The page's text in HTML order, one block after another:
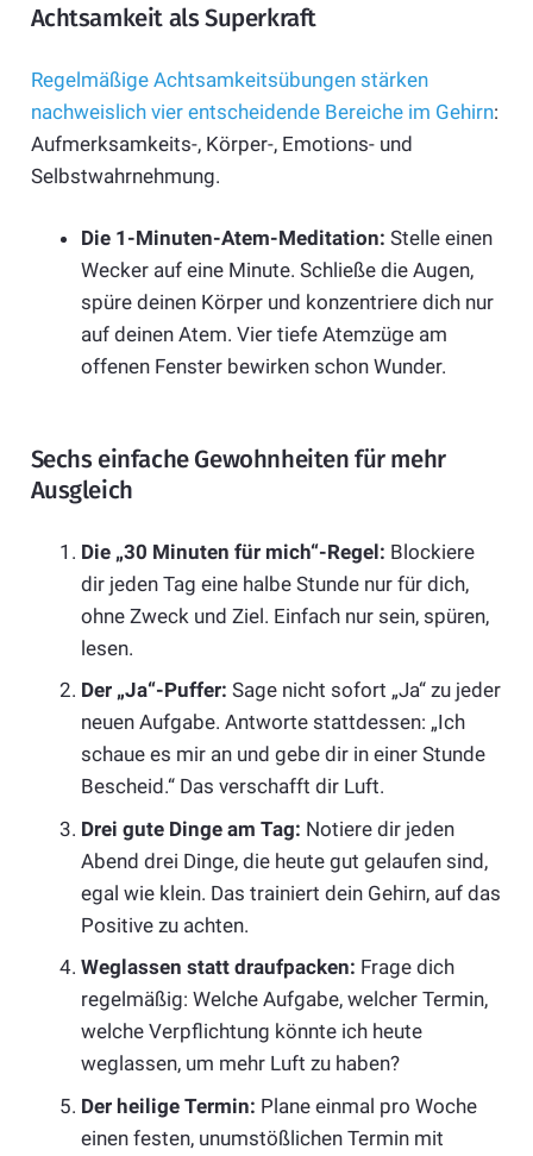
Achtsamkeit als Superkraft
Regelmäßige Achtsamkeitsübungen stärken
nachweislich vier entscheidende Bereiche im Gehirn:
Aufmerksamkeits-, Körper-, Emotions- und
Selbstwahrnehmung.
Die 1-Minuten-Atem-Meditation: Stelle einen
Wecker auf eine Minute. Schließe die Augen,
spüre deinen Körper und konzentriere dich nur
auf deinen Atem. Vier tiefe Atemzüge am
offenen Fenster bewirken schon Wunder.
Sechs einfache Gewohnheiten für mehr
Ausgleich
Die „30 Minuten für mich“-Regel: Blockiere
dir jeden Tag eine halbe Stunde nur für dich,
ohne Zweck und Ziel. Einfach nur sein, spüren,
lesen.
Der „Ja“-Puffer: Sage nicht sofort „Ja“ zu jeder
neuen Aufgabe. Antworte stattdessen: „Ich
schaue es mir an und gebe dir in einer Stunde
Bescheid.“ Das verschafft dir Luft.
Drei gute Dinge am Tag: Notiere dir jeden
Abend drei Dinge, die heute gut gelaufen sind,
egal wie klein. Das trainiert dein Gehirn, auf das
Positive zu achten.
Weglassen statt draufpacken: Frage dich
regelmäßig: Welche Aufgabe, welcher Termin,
welche Verpflichtung könnte ich heute
weglassen, um mehr Luft zu haben?
Der heilige Termin: Plane einmal pro Woche
einen festen, unumstößlichen Termin mit